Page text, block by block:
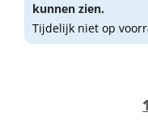
kunnen zien.
Tijdelijk niet op